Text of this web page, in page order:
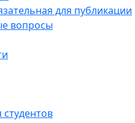
для публикации
вопросы